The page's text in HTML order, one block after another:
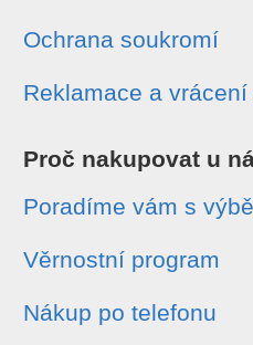
Ochrana soukromí
Reklamace a
Proč nakupovat u
Poradíme vám s
Věrnostní program
Nákup po telefonu